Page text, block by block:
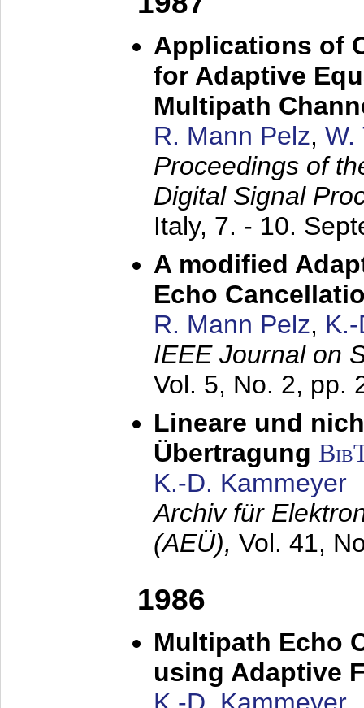
Applications of
for Adaptive
Multipath
R. Mann Pelz, W.
Proceedings of
Digital Signal
Italy, 7. - 10.
A modified
Echo
R. Mann Pelz,
IEEE Journal on
Vol. 5, No. 2, pp.
Lineare und
Übertragung
K.-D. Kammeyer
Archiv für
(AEÜ), Vol. 41,
1986
Multipath Echo
using Adaptive